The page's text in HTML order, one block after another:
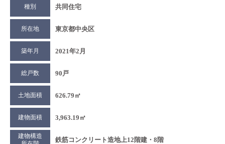
種別 共同住宅
所在地 東京都中央区
築年月 2021年2月
総戸数 90戸
土地面積 626.79㎡
建物面積 3,963.19㎡
建物構造
鉄筋コンクリート造地上12階建・8階